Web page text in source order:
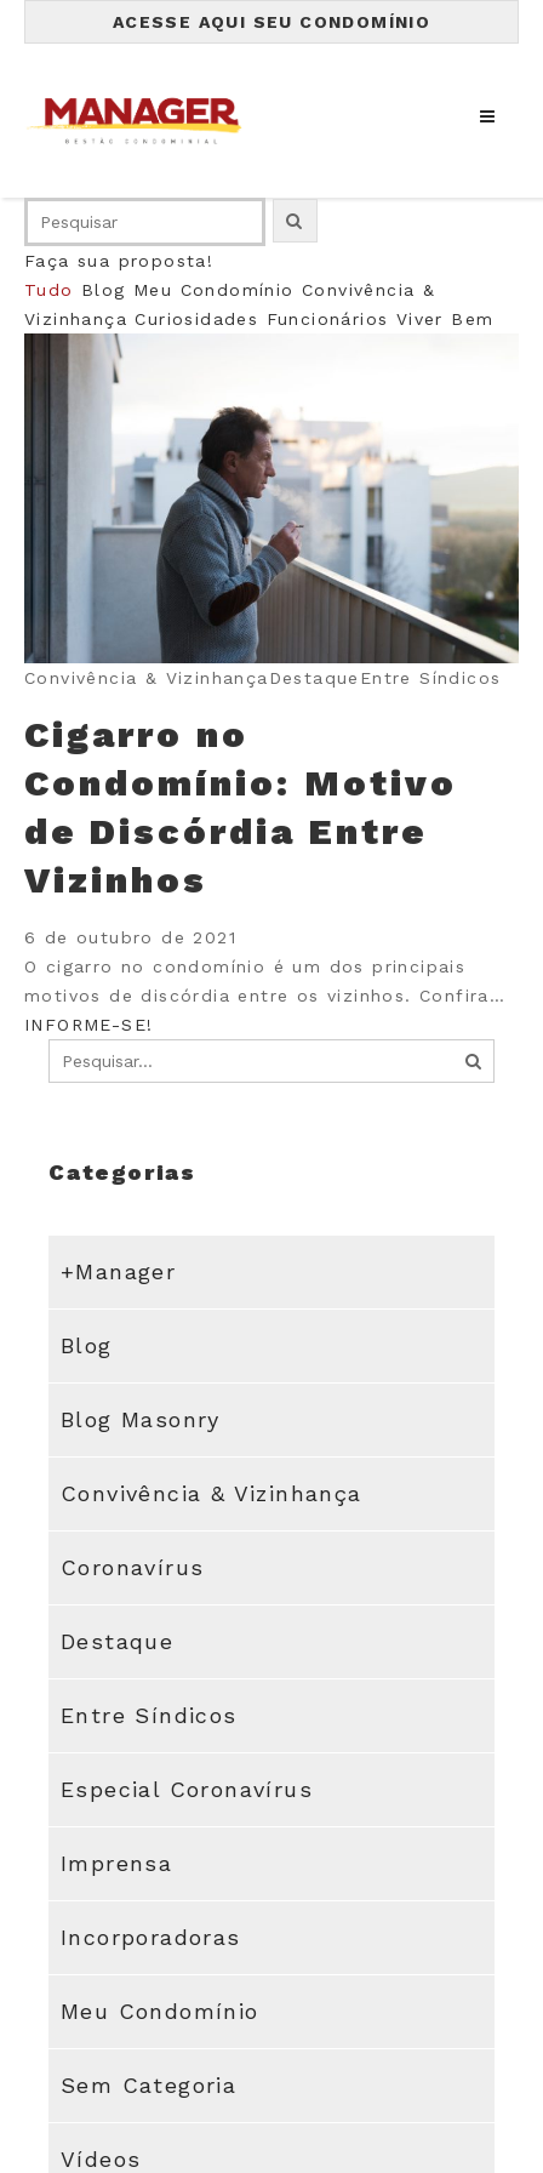
ACESSE AQUI SEU CONDOMÍNIO
Faça sua proposta!
Tudo
Blog Meu Condomínio Convivência &
Vizinhança Curiosidades Funcionários Viver Bem
Convivência & Vizinhança Destaque Entre Síndicos
Cigarro no
Condomínio: Motivo
de Discórdia Entre
Vizinhos
6 de outubro de 2021
O cigarro no condomínio é um dos principais
motivos de discórdia entre os vizinhos. Confira…
INFORME-SE!
Categorias
+Manager
Blog
Blog Masonry
Convivência & Vizinhança
Coronavírus
Destaque
Entre Síndicos
Especial Coronavírus
Imprensa
Incorporadoras
Meu Condomínio
Sem Categoria
Vídeos